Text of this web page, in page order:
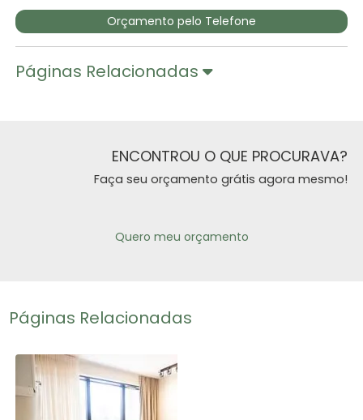
Orçamento pelo Telefone
Páginas Relacionadas
ENCONTROU O QUE PROCURAVA?
Faça seu orçamento grátis agora mesmo!
Quero meu orçamento
Páginas Relacionadas